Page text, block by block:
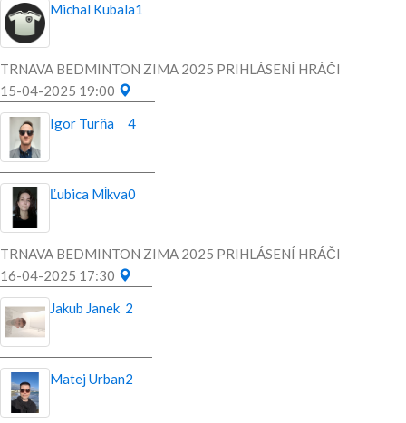
Michal Kubala1
TRNAVA BEDMINTON ZIMA 2025 PRIHLÁSENÍ HRÁČI
15-04-2025 19:00
Igor Turňa
4
Ľubica Mĺkva0
TRNAVA BEDMINTON ZIMA 2025 PRIHLÁSENÍ HRÁČI
16-04-2025 17:30
Jakub Janek 2
Matej Urban2